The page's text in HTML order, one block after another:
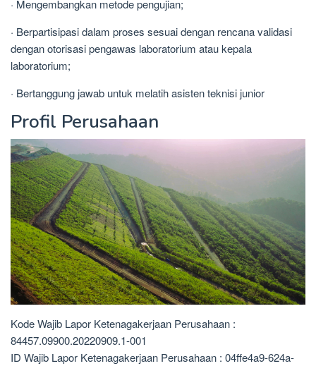
· Mengembangkan metode pengujian;
· Berpartisipasi dalam proses sesuai dengan rencana validasi
dengan otorisasi pengawas laboratorium atau kepala
laboratorium;
· Bertanggung jawab untuk melatih asisten teknisi junior
Profil Perusahaan
Kode Wajib Lapor Ketenagakerjaan Perusahaan :
84457.09900.20220909.1-001
ID Wajib Lapor Ketenagakerjaan Perusahaan : 04ffe4a9-624a-